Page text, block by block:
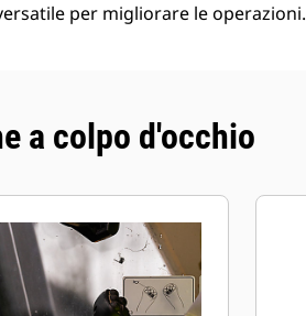
per migliorare le operazioni.
a colpo d'occhio